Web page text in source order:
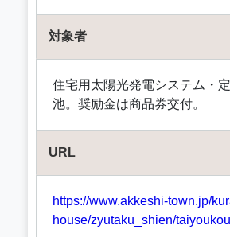
対象者
住宅用太陽光発電システム・
池。奨励金は商品券交付。
URL
https://www.akkeshi-town.jp/
house/zyutaku_shien/